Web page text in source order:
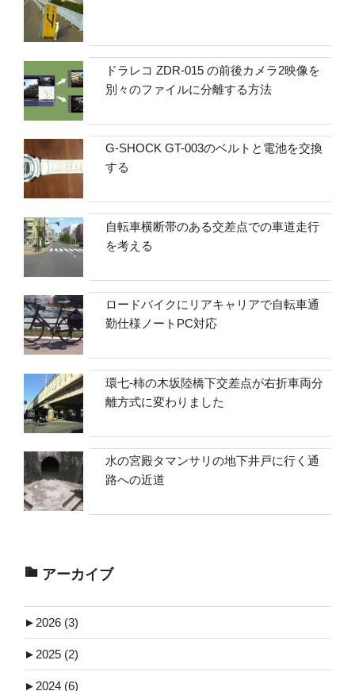
ドラレコ ZDR-015 の前後カメラ2映像を
別々のファイルに分離する方法
G-SHOCK GT-003のベルトと電池を交換
する
自転車横断帯のある交差点での車道走行
を考える
ロードバイクにリアキャリアで自転車通
勤仕様ノートPC対応
環七-柿の木坂陸橋下交差点が右折車両分
離方式に変わりました
水の宮殿タマンサリの地下井戸に行く通
路への近道
アーカイブ
► 2026 (3)
► 2025 (2)
► 2024 (6)